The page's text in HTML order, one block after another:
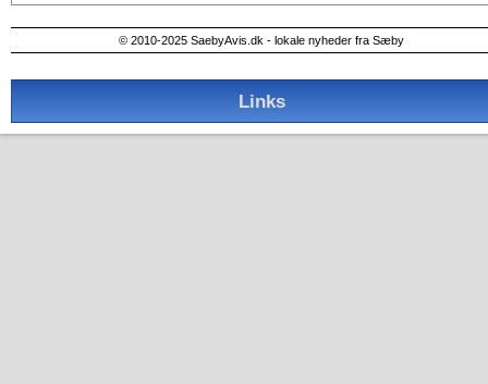
© 2010-2025 SaebyAvis.dk - lokale nyheder fra Sæby
Links